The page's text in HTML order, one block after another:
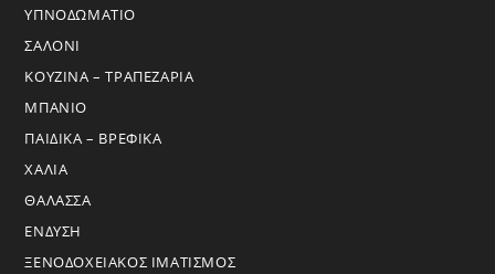
ΥΠΝΟΔΩΜΑΤΙΟ
ΣΑΛΟΝΙ
ΚΟΥΖΙΝΑ – ΤΡΑΠΕΖΑΡΙΑ
ΜΠΑΝΙΟ
ΠΑΙΔΙΚΑ – ΒΡΕΦΙΚΑ
ΧΑΛΙΑ
ΘΑΛΑΣΣΑ
ΕΝΔΥΣΗ
ΞΕΝΟΔΟΧΕΙΑΚΟΣ ΙΜΑΤΙΣΜΟΣ